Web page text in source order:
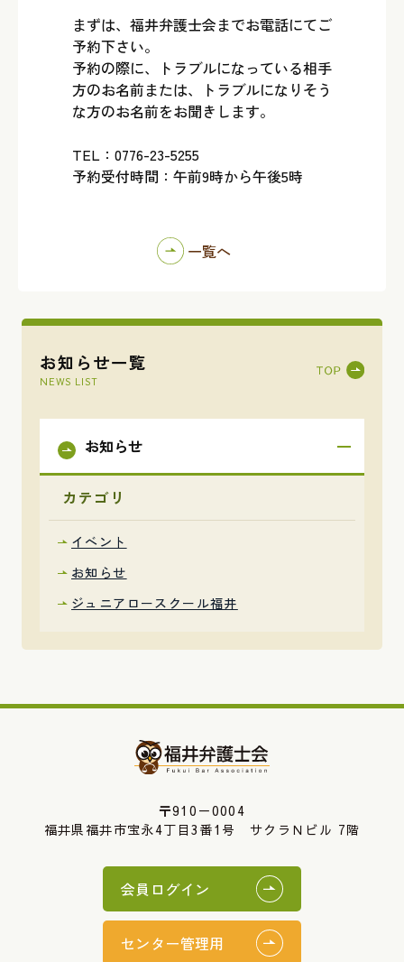
お知らせ一覧
NEWS LIST
お知らせ
カテゴリ
イベント
お知らせ
ジュニアロースクール福井
まずは、福井弁護士会までお電話にてご
予約下さい。
予約の際に、トラブルになっている相手
方のお名前または、トラブルになりそう
な方のお名前をお聞きします。
TEL：0776-23-5255
予約受付時間：午前9時から午後5時
一覧へ
〒910－0004
福井県福井市宝永4丁目3番1号 サクラＮビル 7階
会員ログイン
センター管理用